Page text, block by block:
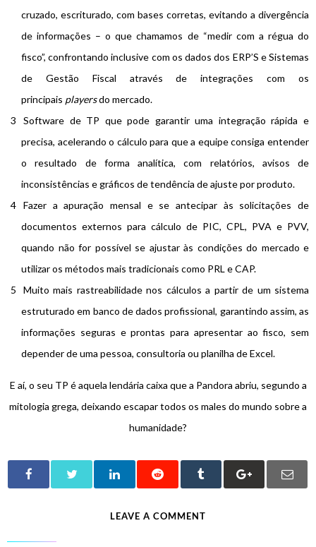
cruzado, escriturado, com bases corretas, evitando a divergência
de informações – o que chamamos de “medir com a régua do
fisco”, confrontando inclusive com os dados dos ERP’S e Sistemas
de Gestão Fiscal através de integrações com os
principais playersdo mercado.
Software de TP que pode garantir uma integração rápida e
precisa, acelerando o cálculo para que a equipe consiga entender
o resultado de forma analítica, com relatórios, avisos de
inconsistências e gráficos de tendência de ajuste por produto.
Fazer a apuração mensal e se antecipar às solicitações de
documentos externos para cálculo de PIC, CPL, PVA e PVV,
quando não for possível se ajustar às condições do mercado e
utilizar os métodos mais tradicionais como PRL e CAP.
Muito mais rastreabilidade nos cálculos a partir de um sistema
estruturado em banco de dados profissional, garantindo assim, as
informações seguras e prontas para apresentar ao fisco, sem
depender de uma pessoa, consultoria ou planilha de Excel.
E aí, o seu TP é aquela lendária caixa que a Pandora abriu, segundo a
mitologia grega, deixando escapar todos os males do mundo sobre a
humanidade?
LEAVE A COMMENT